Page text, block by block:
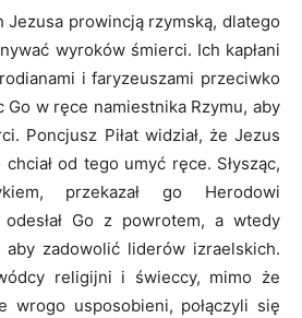
Jezusa prowincją rzymską, dlatego
wyroków śmierci. Ich kapłani
i faryzeuszami przeciwko
Go w ręce namiestnika Rzymu, aby
Poncjusz Piłat widział, że Jezus
od tego umyć ręce. Słysząc,
przekazał go Herodowi
Go z powrotem, a wtedy
aby zadowolić liderów izraelskich.
religijni i świeccy, mimo że
wrogo usposobieni, połączyli się